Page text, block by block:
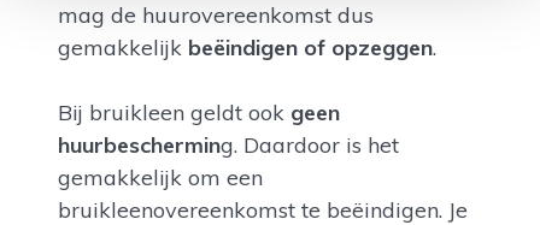
mag de huurovereenkomst dus
gemakkelijk beëindigen of opzeggen.
Bij bruikleen geldt ook geen
huurbescherming. Daardoor is het
gemakkelijk om een
bruikleenovereenkomst te beëindigen. Je